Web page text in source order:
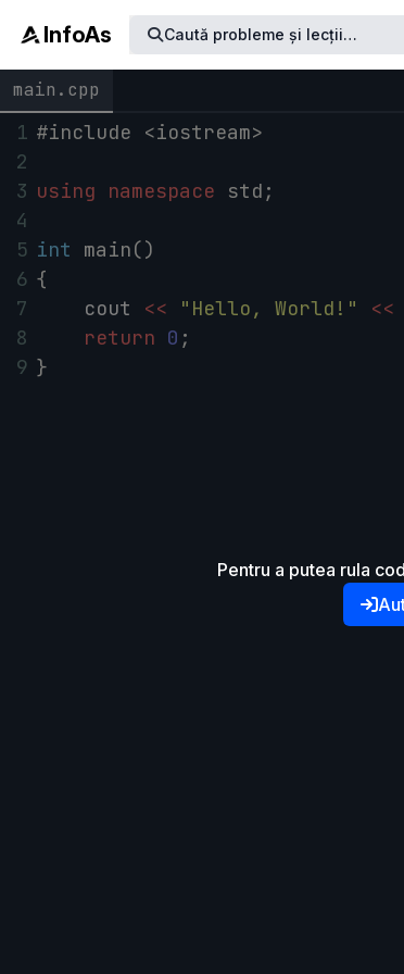
InfoAs Caută probleme și lecții…
Pentru a putea rula
main.cpp
1 #include <iostream>
2
3 using namespace std ;
4
5 int main()
6 {
7
cout << "Hello, World!" <<
8
return 0 ;
9 }